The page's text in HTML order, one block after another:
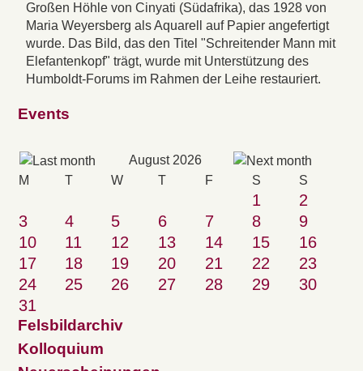
Großen Höhle von Cinyati (Südafrika), das 1928 von
Maria Weyersberg als Aquarell auf Papier angefertigt
wurde. Das Bild, das den Titel "Schreitender Mann mit
Elefantenkopf" trägt, wurde mit Unterstützung des
Humboldt-Forums im Rahmen der Leihe restauriert.
Events
August 2026
M T W T F S S
1
2
3
4 5 6 7 8
9
10
11 12 13 14 15
16
17
18 19 20 21 22
23
24
25 26 27 28 29
30
31
Felsbildarchiv
Kolloquium